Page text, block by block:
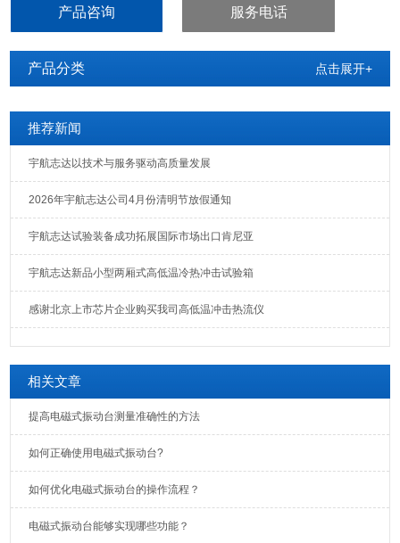
产品咨询 服务电话
产品分类 点击展开+
推荐新闻
宇航志达以技术与服务驱动高质量发展
2026年宇航志达公司4月份清明节放假通知
宇航志达试验装备成功拓展国际市场出口肯尼亚
宇航志达新品小型两厢式高低温冷热冲击试验箱
感谢北京上市芯片企业购买我司高低温冲击热流仪
相关文章
提高电磁式振动台测量准确性的方法
如何正确使用电磁式振动台?
如何优化电磁式振动台的操作流程？
电磁式振动台能够实现哪些功能？